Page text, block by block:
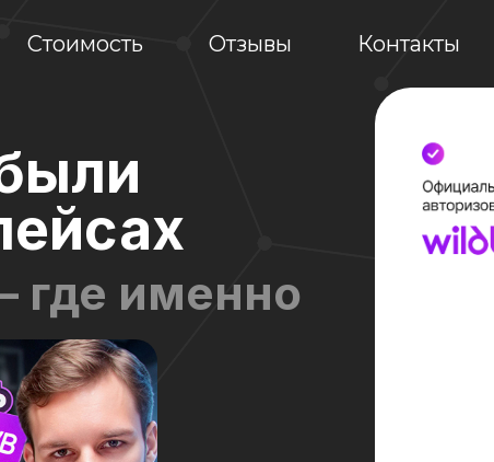
Стоимость Отзывы Контакты
именно